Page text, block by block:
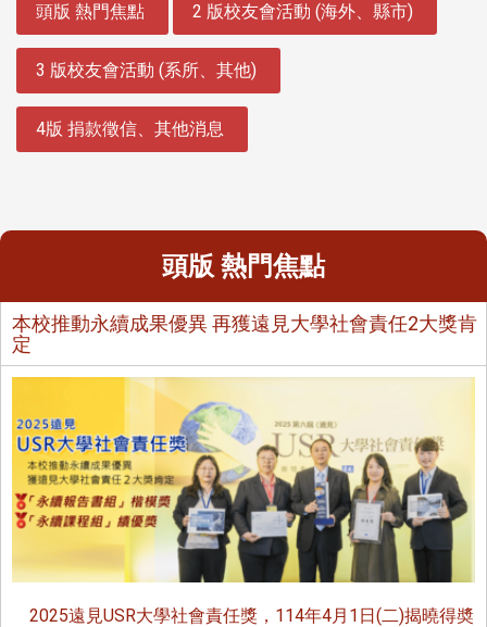
頭版 熱門焦點 2 版校友會活動 (海外、縣市)
3 版校友會活動 (系所、其他)
4版 捐款徵信、其他消息
頭版 熱門焦點
本校推動永續成果優異 再獲遠見大學社會責任2大獎肯
定
2025遠見USR大學社會責任獎，114年4月1日(二)揭曉得奬